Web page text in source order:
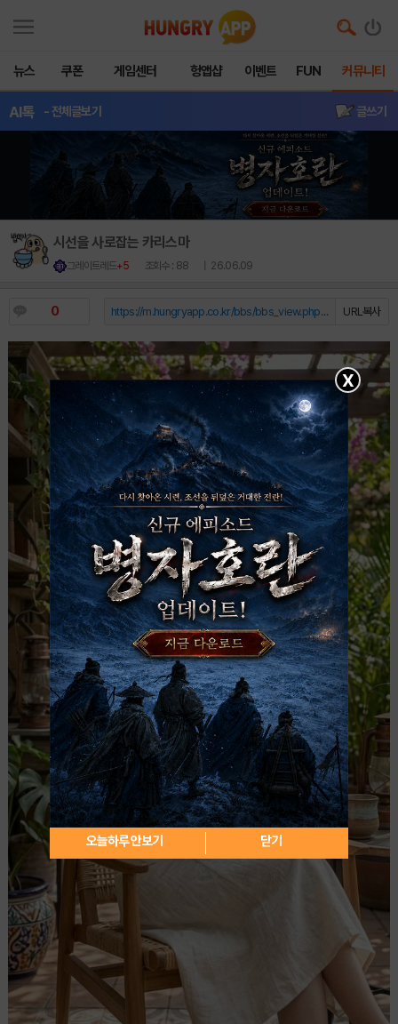
뉴스 쿠폰 게임센터 헝앱샵 이벤트 FUN 커뮤니티
AI톡 - 전체글보기 글쓰기
시선을 사로잡는 카리스마
그레이트레드+5 조회수 : 88 | 26.06.09
0 URL복사
https://m.hungryapp.co.kr/bbs/bbs_view.php?durl=Y...
X
오늘하루 안보기 닫기